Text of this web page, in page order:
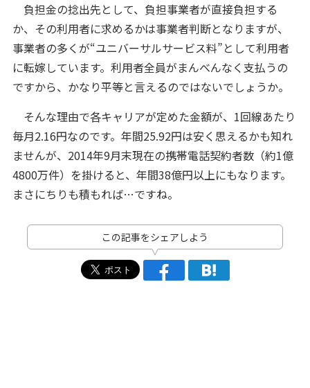
負担金の捻出先として、負担事業者が直接負担する
か、その利用者に求めるかは事業者判断となりますが、
事業者の多くが“ユニバーサルサービス料”として利用者
に転嫁しています。利用者全員がまんべんなく支払うの
ですから、かなり平等と言えるのではないでしょうか。
そんな理由で各キャリアが定めた金額が、1回線あたり
毎月2.16円なのです。年間25.92円は安く思えるかも知れ
ませんが、2014年9月末現在の携帯電話契約者数（約1億
4800万件）を掛けると、年間38億円以上にもなります。
まさにちりも積もれば…ですね。
この記事をシェアしよう